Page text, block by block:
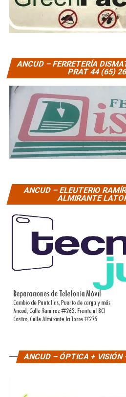
ANCUD – FERRETERÍA
PRAT 44 (65)
ANCUD – ELEUTERIO
ALMIRANTE
ANCUD – ÓPTICA +